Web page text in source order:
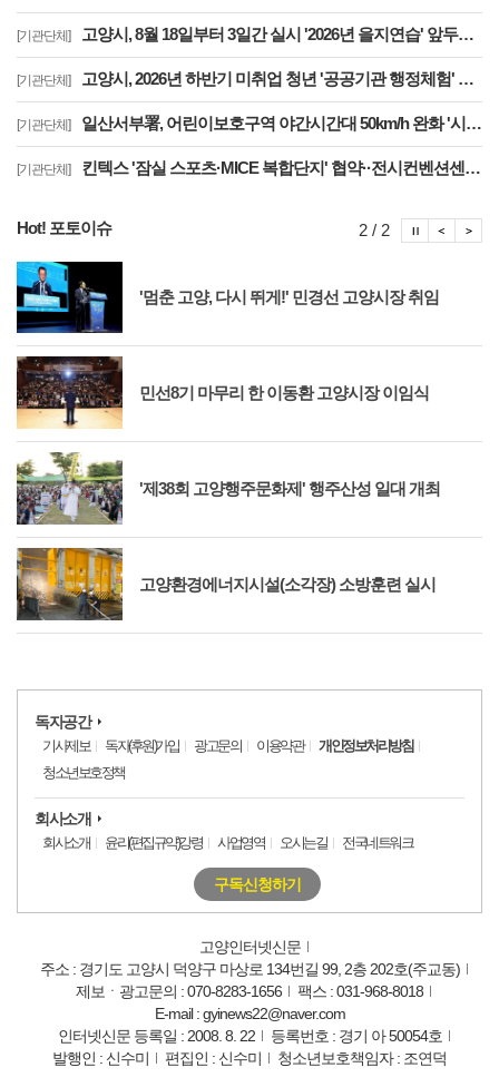
[기관단체] 고양시, 8월 18일부터 3일간 실시 '2026년 을지연습' 앞두고 준비보고회 개최
[기관단체] 고양시, 2026년 하반기 미취업 청년 '공공기관 행정체험' 연수생 36명 모집
[기관단체] 일산서부署, 어린이보호구역 야간시간대 50km/h 완화 '시간제 속도운영' 시행
[기관단체] 킨텍스 '잠실 스포츠·MICE 복합단지' 협약··전시컨벤션센터 운영 본격 가동
Hot! 포토이슈
'멈춘 고양, 다시 뛰게!' 민경선 고양시장 취임
민선8기 마무리 한 이동환 고양시장 이임식
'제38회 고양행주문화제' 행주산성 일대 개최
고양환경에너지시설(소각장) 소방훈련 실시
2 / 2 포
포토이
독자공간
기사제보 독자(후원)가입 광고문의 이용약관
개인정보처리방침
청소년보호정책
회사소개
회사소개 윤리(편집규약)강령 사업영역 오시는길 전국네트워크
구독신청하기
고양인터넷신문
주소 : 경기도 고양시 덕양구 마상로 134번길 99, 2층 202호(주교동)
제보ㆍ광고문의 : 070-8283-1656
팩스 : 031-968-8018
E-mail : gyinews22@naver.com
인터넷신문 등록일 : 2008. 8. 22
등록번호 : 경기 아 50054호
발행인 : 신수미
편집인 : 신수미 청소년보호책임자 : 조연덕